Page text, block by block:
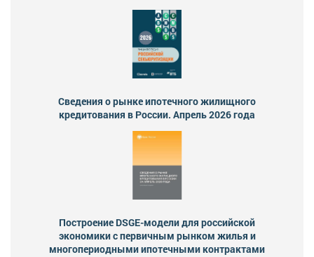
Сведения о рынке ипотечного жилищного
кредитования в России. Апрель 2026 года
Построение DSGE-модели для российской
экономики с первичным рынком жилья и
многопериодными ипотечными контрактами